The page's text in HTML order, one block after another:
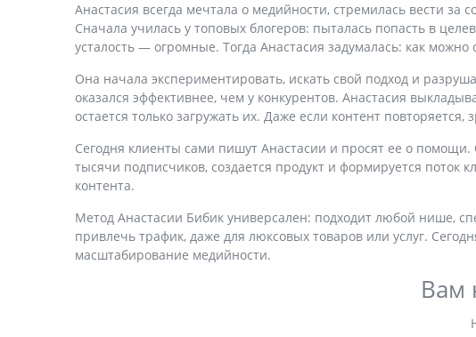
Анастасия всегда мечтала о медийности, стремилась вести
Сначала училась у топовых блогеров: пыталась попасть в
усталость — огромные. Тогда Анастасия задумалась: как
Она начала экспериментировать, искать свой подход и
оказался эффективнее, чем у конкурентов. Анастасия
остается только загружать их. Даже если контент
Сегодня клиенты сами пишут Анастасии и просят ее о
тысячи подписчиков, создается продукт и формируется поток
контента.
Метод Анастасии Бибик универсален: подходит любой нише,
привлечь трафик, даже для люксовых товаров или услуг.
масштабирование медийности.
Вам